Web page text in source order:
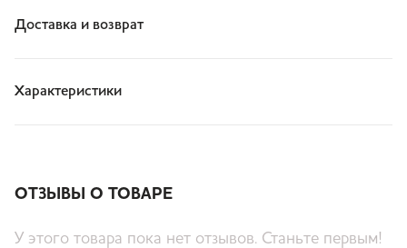
Доставка и возврат
Характеристики
ОТЗЫВЫ О ТОВАРЕ
У этого товара пока нет отзывов. Станьте первым!